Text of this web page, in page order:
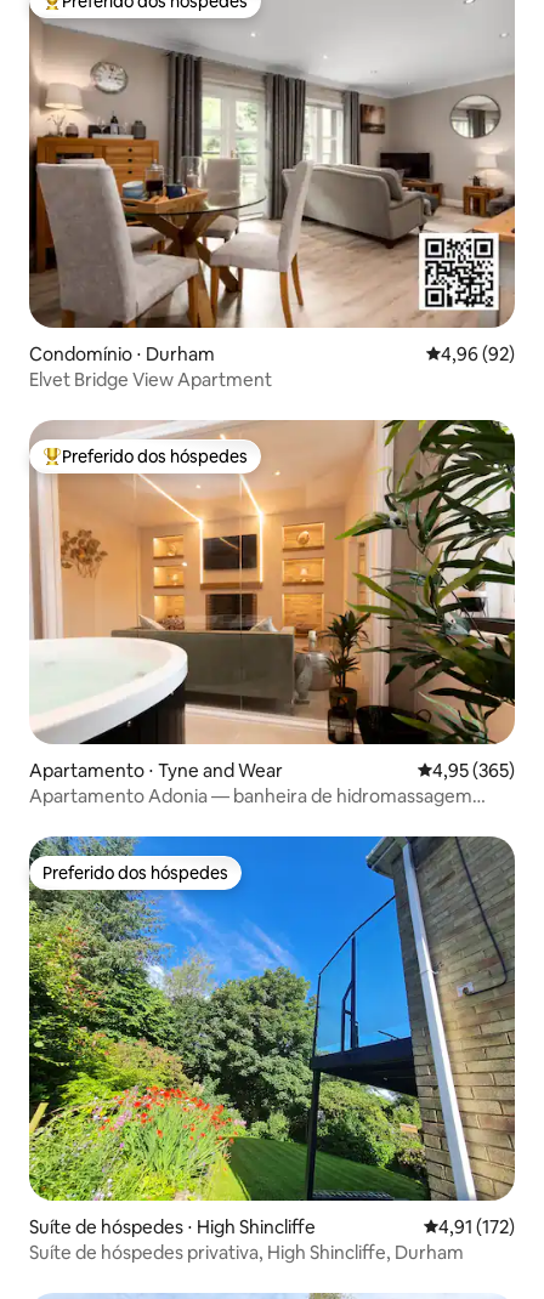
Entre os melhores preferidos dos hóspedes
Condomínio ⋅ Durham 4,96 de uma
4,96 (92)
Elvet Bridge View Apartment
Entre os melhores preferidos dos hóspedes
Preferido dos hóspedes
Apartamento ⋅ Tyne and Wear 4,95 de uma
4,95 (365)
Apartamento Adonia — banheira de hidromassagem
Preferido dos hóspedes
Preferido dos hóspedes
Suíte de hóspedes ⋅ High Shincliffe 4,91 de uma
4,91 (172)
Suíte de hóspedes privativa, High Shincliffe, Durham